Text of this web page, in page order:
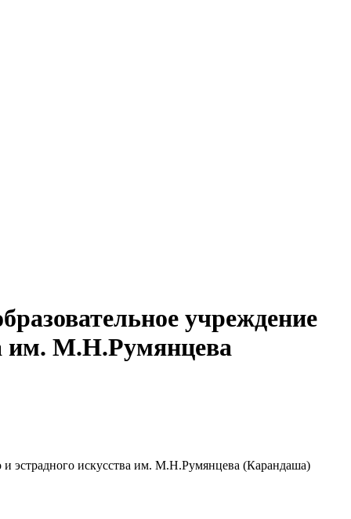
учреждение
им. М.Н.Румянцева
и эстрадного искусства им. М.Н.Румянцева (Карандаша)